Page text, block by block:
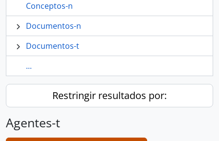
Conceptos-n
Documentos-n
Documentos-t
...
Restringir resultados por:
Agentes-t